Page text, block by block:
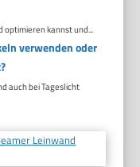
optimieren kannst und...
verwenden oder
auch bei Tageslicht
Leinwand